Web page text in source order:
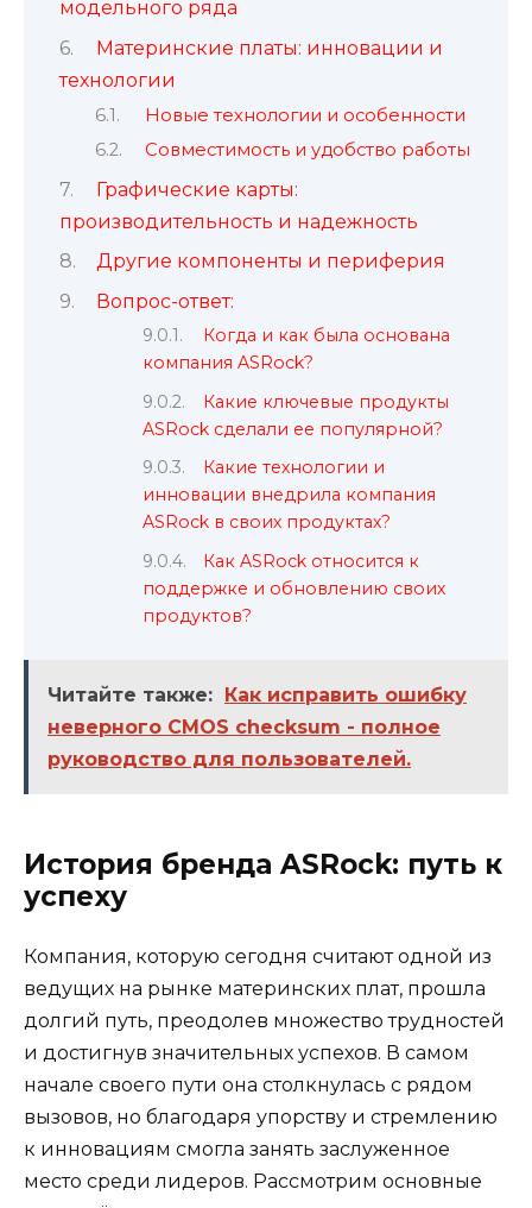
модельного ряда
Материнские платы: инновации и
технологии
Новые технологии и особенности
Совместимость и удобство работы
Графические карты:
производительность и надежность
Другие компоненты и периферия
Вопрос-ответ:
Когда и как была основана
компания ASRock?
Какие ключевые продукты
ASRock сделали ее популярной?
Какие технологии и
инновации внедрила компания
ASRock в своих продуктах?
Как ASRock относится к
поддержке и обновлению своих
продуктов?
Читайте также: Как исправить ошибку
неверного CMOS checksum - полное
руководство для пользователей.
История бренда ASRock: путь к
успеху
Компания, которую сегодня считают одной из
ведущих на рынке материнских плат, прошла
долгий путь, преодолев множество трудностей
и достигнув значительных успехов. В самом
начале своего пути она столкнулась с рядом
вызовов, но благодаря упорству и стремлению
к инновациям смогла занять заслуженное
место среди лидеров. Рассмотрим основные